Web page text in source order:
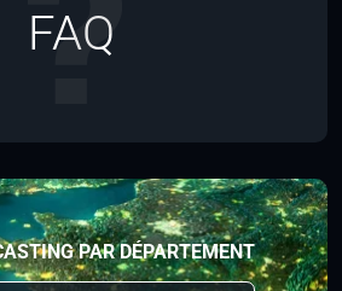
FAQ
PAR DÉPARTEMENT